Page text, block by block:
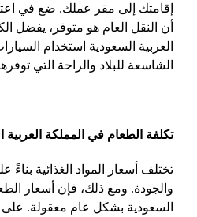
إقامتك إلى مقر عملك. ضع في
أن النقل العام هو متوفر، يفضل
العربية السعودية استخدام
الشاسعة للبلاد والراحة التي
تكلفة الطعام في المملكة العربية
تختلف أسعار المواد الغذائية بناءً
والجودة. ومع ذلك، فإن أسعار
السعودية بشكل عام معقولة. على